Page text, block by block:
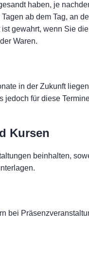
haben, je
ab dem Tag, an
gewahrt, wenn Sie
Waren.
in der Zukunft
für diese
Kursen
beinhalten,
bei